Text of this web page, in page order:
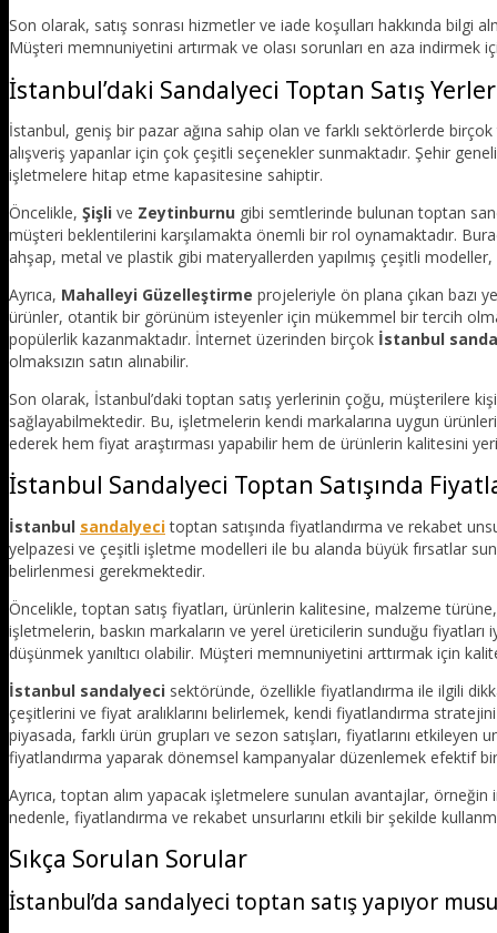
Son olarak, satış sonrası hizmetler ve iade koşulları hakkında bilgi
Müşteri memnuniyetini artırmak ve olası sorunları en aza indirmek
İstanbul’daki Sandalyeci Toptan Satış
İstanbul, geniş bir pazar ağına sahip olan ve farklı sektörlerde
alışveriş yapanlar için çok çeşitli seçenekler sunmaktadır. Şehir
işletmelere hitap etme kapasitesine sahiptir.
Öncelikle, Şişli ve Zeytinburnu gibi semtlerinde bulunan toptan
müşteri beklentilerini karşılamakta önemli bir rol oynamaktadır.
ahşap, metal ve plastik gibi materyallerden yapılmış çeşitli
Ayrıca, Mahalleyi Güzelleştirme projeleriyle ön plana çıkan bazı
ürünler, otantik bir görünüm isteyenler için mükemmel bir tercih
popülerlik kazanmaktadır. İnternet üzerinden birçok İstanbul
olmaksızın satın alınabilir.
Son olarak, İstanbul’daki toptan satış yerlerinin çoğu, müşterilere
sağlayabilmektedir. Bu, işletmelerin kendi markalarına uygun
ederek hem fiyat araştırması yapabilir hem de ürünlerin kalitesini
İstanbul Sandalyeci Toptan Satışında
İstanbul sandalyecitoptan satışında fiyatlandırma ve rekabet
yelpazesi ve çeşitli işletme modelleri ile bu alanda büyük fırsatlar
belirlenmesi gerekmektedir.
Öncelikle, toptan satış fiyatları, ürünlerin kalitesine, malzeme
işletmelerin, baskın markaların ve yerel üreticilerin sunduğu
düşünmek yanıltıcı olabilir. Müşteri memnuniyetini arttırmak için
İstanbul sandalyeci sektöründe, özellikle fiyatlandırma ile ilgili
çeşitlerini ve fiyat aralıklarını belirlemek, kendi fiyatlandırma
piyasada, farklı ürün grupları ve sezon satışları, fiyatlarını
fiyatlandırma yaparak dönemsel kampanyalar düzenlemek efektif
Ayrıca, toptan alım yapacak işletmelere sunulan avantajlar,
nedenle, fiyatlandırma ve rekabet unsurlarını etkili bir şekilde
Sıkça Sorulan Sorular
İstanbul’da sandalyeci toptan satış yapıyor